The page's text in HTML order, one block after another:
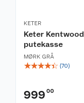
KETER
Keter Kentwood
putekasse
MØRK GRÅ
☆☆☆☆☆ (70)
999 00